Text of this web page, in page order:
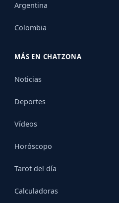
Argentina
Colombia
MÁS EN CHATZONA
Noticias
Deportes
Vídeos
Horóscopo
Tarot del día
Calculadoras